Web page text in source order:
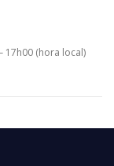
17h00 (hora local)